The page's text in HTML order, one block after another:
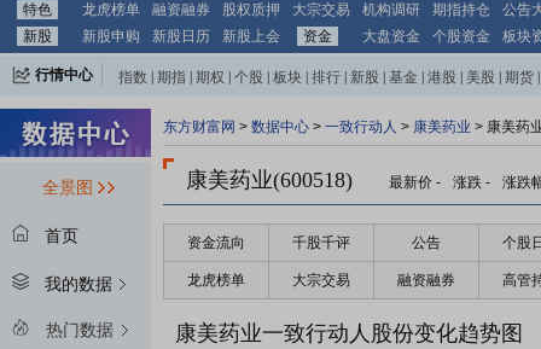
特色 龙虎榜单 融资融券 股权质押 大宗交易 机构调研 期指持仓
公告
新股
新股申购 新股日历 新股上会 资金 大盘资金 个股资金 板块
行情中心 指数 期指 期权 个股 板块 排行 新股 基金 港股 美股 期货
全景图
首页
我的数据
热门数据
东方财富网 > 数据中心 > 一致行动人 > 康美药业 > 康美药
康美药业(600518) 最新价 - 涨跌 - 涨跌
资金流向 千股千评 公告 个股
龙虎榜单 大宗交易 融资融券 高管
康美药业一致行动人股份变化趋势图